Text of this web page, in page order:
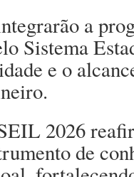
a
Sistema
e o
2026
de